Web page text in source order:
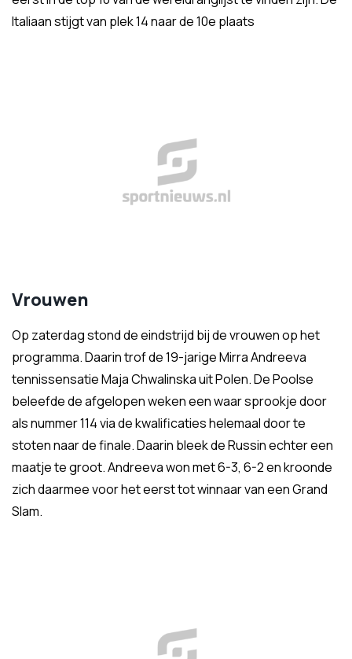
Italiaan stijgt van plek 14 naar de 10e plaats
Vrouwen
Op zaterdag stond de eindstrijd bij de vrouwen op het
programma. Daarin trof de 19-jarige Mirra Andreeva
tennissensatie Maja Chwalinska uit Polen. De Poolse
beleefde de afgelopen weken een waar sprookje door
als nummer 114 via de kwalificaties helemaal door te
stoten naar de finale. Daarin bleek de Russin echter een
maatje te groot. Andreeva won met 6-3, 6-2 en kroonde
zich daarmee voor het eerst tot winnaar van een Grand
Slam.